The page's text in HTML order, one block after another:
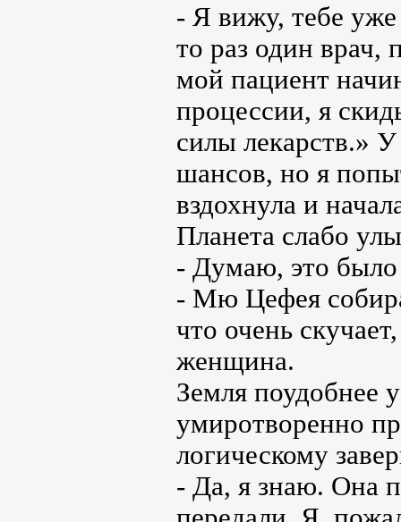
- Я вижу, тебе
то раз один врач,
мой пациент
процессии, я
силы лекарств.»
шансов, но я
вздохнула и
Планета слабо
- Думаю, это было
- Мю Цефея
что очень
женщина.
Земля поудобнее
умиротворенно
логическому
- Да, я знаю. Она